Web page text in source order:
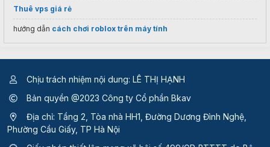
Thuê vps giá rẻ
hướng dẫn cách chơi roblox trên máy tính
Chịu trách nhiệm nội dung: LÊ THỊ HẠNH
Bản quyền @2023 Công ty Cổ phần Bkav
Địa chỉ: Tầng 2, Tòa nhà HH1, Đường Dương Đình Nghệ,
Phường Cầu Giấy, TP Hà Nội